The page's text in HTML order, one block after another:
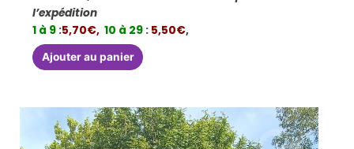
l’expédition
1 à 9 :5,70€, 10 à 29 : 5,50€,
Ajouter au panier